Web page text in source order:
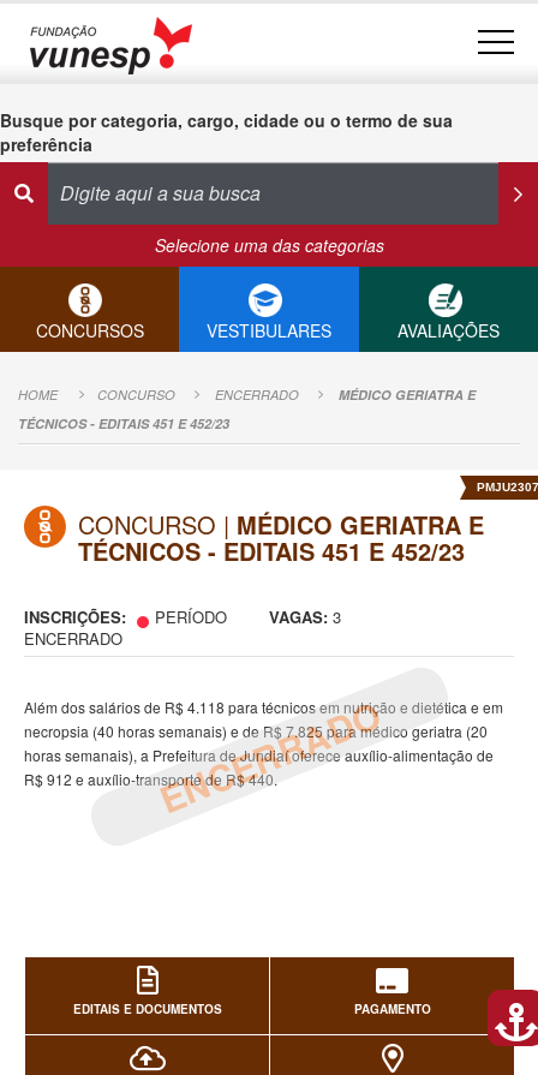
Busque por categoria, cargo, cidade ou o termo de sua
preferência
Selecione uma das categorias
CONCURSOS VESTIBULARES AVALIAÇÕES
HOME CONCURSO ENCERRADO
MÉDICO GERIATRA E
TÉCNICOS - EDITAIS 451 E 452/23
PMJU2307
CONCURSO | MÉDICO GERIATRA E
TÉCNICOS - EDITAIS 451 E 452/23
INSCRIÇÕES:
PERÍODO
ENCERRADO
VAGAS: 3
ENCERRADO
Além dos salários de R$ 4.118 para técnicos em nutrição e dietética e em
necropsia (40 horas semanais) e de R$ 7.825 para médico geriatra (20
horas semanais), a Prefeitura de Jundiaí oferece auxílio-alimentação de
R$ 912 e auxílio-transporte de R$ 440.
EDITAIS E DOCUMENTOS PAGAMENTO